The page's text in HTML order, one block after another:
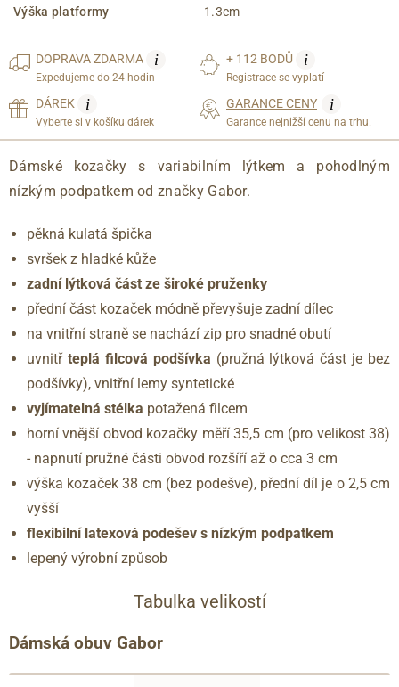
Výška platformy 1.3cm
DOPRAVAZDARMA i
Expedujeme do 24 hodin
+ 112 BODŮ i
Registrace se vyplatí
DÁREK i
Vyberte si v košíku dárek
GARANCE CENY i
Garance nejnižší cenu na trhu.
Dámské kozačky s variabilním lýtkem a pohodlným
nízkým podpatkem od značky Gabor.
pěkná kulatá špička
svršek z hladké kůže
zadní lýtková část ze široké pruženky
přední část kozaček módně převyšuje zadní dílec
na vnitřní straně se nachází zip pro snadné obutí
uvnitř teplá filcová podšívka (pružná lýtková část je bez
podšívky), vnitřní lemy syntetické
vyjímatelná stélka potažená filcem
horní vnější obvod kozačky měří 35,5 cm (pro velikost 38)
- napnutí pružné části obvod rozšíří až o cca 3 cm
výška kozaček 38 cm (bez podešve), přední díl je o 2,5 cm
vyšší
flexibilní latexová podešev s nízkým podpatkem
lepený výrobní způsob
Tabulka velikostí
Dámská obuv Gabor